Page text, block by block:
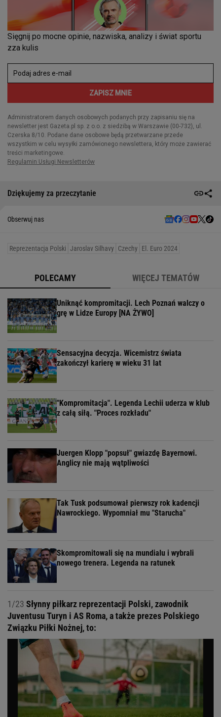
Dziękujemy za przeczytanie
Obserwuj nas
Reprezentacja Polski Jaroslav Silhavy Czechy El. Euro 2024
POLECAMY WIĘCEJ TEMATÓW
Uniknąć kompromitacji. Lech Poznań walczy o
grę w Lidze Europy [NA ŻYWO]
Sensacyjna decyzja. Wicemistrz świata
zakończył karierę w wieku 31 lat
"Kompromitacja". Legenda Lechii uderza w klub
z całą siłą. "Proces rozkładu"
Juergen Klopp "popsuł" gwiazdę Bayernowi.
Anglicy nie mają wątpliwości
Tak Tusk podsumował pierwszy rok kadencji
Nawrockiego. Wypomniał mu "Starucha"
Skompromitowali się na mundialu i wybrali
nowego trenera. Legenda na ratunek
1/23 Słynny piłkarz reprezentacji Polski, zawodnik
Juventusu Turyn i AS Roma, a także prezes Polskiego
Związku Piłki Nożnej, to: